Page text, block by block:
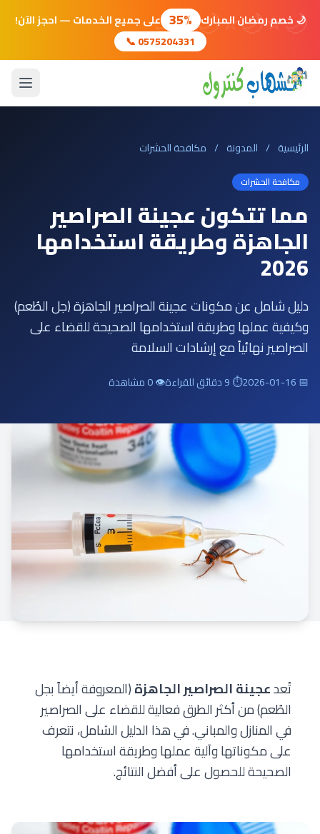
🌙
⭐
🌙
⭐
🌙
⭐
🌙 🌙 خصم رمضان المبارك 35% على جميع الخدمات — احجز الآن!
📞 0575204331
الرئيسية / المدونة / مكافحة الحشرات
مكافحة الحشرات
مما تتكون عجينة الصراصير
الجاهزة وطريقة استخدامها
2026
دليل شامل عن مكونات عجينة الصراصير الجاهزة (جل الطُعم)
وكيفية عملها وطريقة استخدامها الصحيحة للقضاء على
الصراصير نهائياً مع إرشادات السلامة
📅 2026-01-16 ⏱ 9 دقائق للقراءة 👁 0 مشاهدة
تُعدعجينة الصراصير الجاهزة(المعروفة أيضاً بجل
الطُعم) من أكثر الطرق فعالية للقضاء على الصراصير
في المنازل والمباني. في هذا الدليل الشامل، نتعرف
على مكوناتها وآلية عملها وطريقة استخدامها
الصحيحة للحصول على أفضل النتائج.